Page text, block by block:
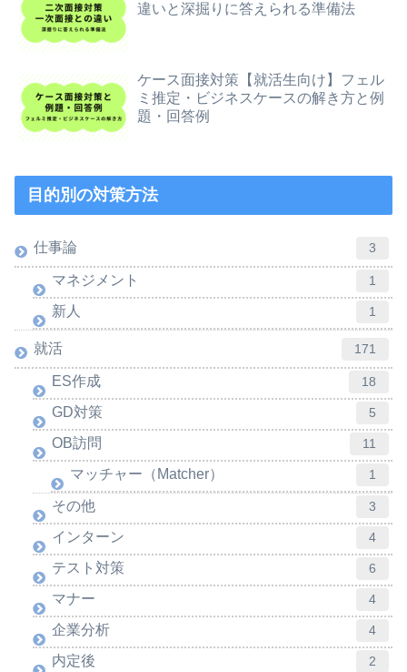
違いと深掘りに答えられる準備法
ケース面接対策【就活生向け】フェル
ミ推定・ビジネスケースの解き方と例
題・回答例
目的別の対策方法
仕事論 3
マネジメント 1
新人 1
就活 171
ES作成 18
GD対策 5
OB訪問 11
マッチャー（Matcher） 1
その他 3
インターン 4
テスト対策 6
マナー 4
企業分析 4
内定後 2